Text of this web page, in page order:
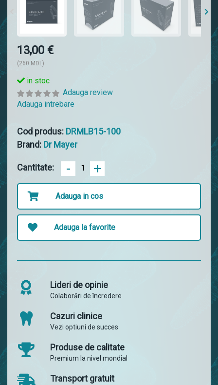
13,00 €
(260 MDL)
in stoc
Adauga review
Adauga intrebare
Cantitate: - +
Cod produs: DRMLB15-100
Brand: Dr Mayer
Adauga in cos
Adauga la favorite
Lideri de opinie
Colaborări de încredere
Cazuri clinice
Vezi optiuni de succes
Produse de calitate
Premium la nivel mondial
Transport gratuit